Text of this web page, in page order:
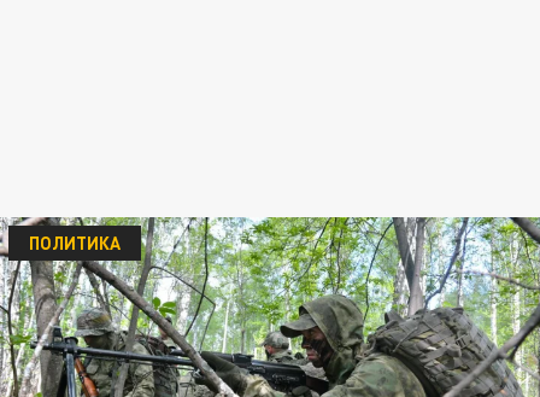
ПОЛИТИКА